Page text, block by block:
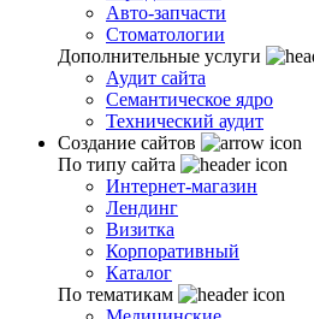
Авто-запчасти
Стоматологии
Дополнительные услуги
Аудит сайта
Семантическое ядро
Технический аудит
Создание сайтов
По типу сайта
Интернет-магазин
Лендинг
Визитка
Корпоративный
Каталог
По тематикам